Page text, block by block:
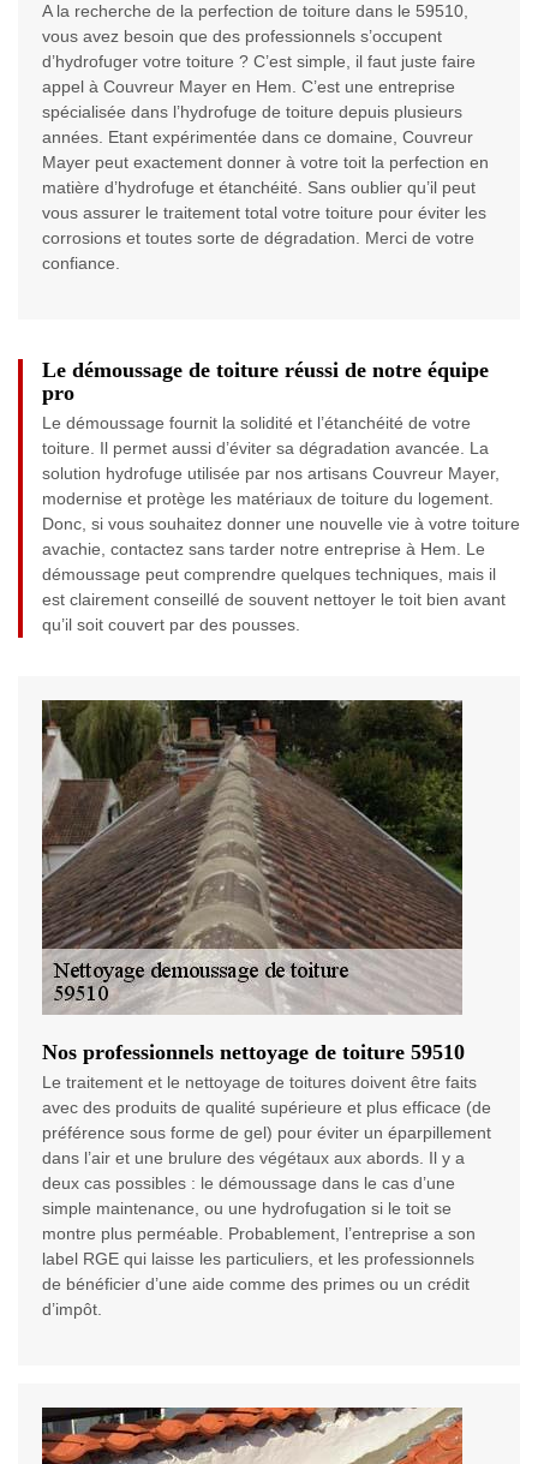
A la recherche de la perfection de toiture dans le 59510,
vous avez besoin que des professionnels s’occupent
d’hydrofuger votre toiture ? C’est simple, il faut juste faire
appel à Couvreur Mayer en Hem. C’est une entreprise
spécialisée dans l’hydrofuge de toiture depuis plusieurs
années. Etant expérimentée dans ce domaine, Couvreur
Mayer peut exactement donner à votre toit la perfection en
matière d’hydrofuge et étanchéité. Sans oublier qu’il peut
vous assurer le traitement total votre toiture pour éviter les
corrosions et toutes sorte de dégradation. Merci de votre
confiance.
Le démoussage de toiture réussi de notre équipe
pro
Le démoussage fournit la solidité et l’étanchéité de votre
toiture. Il permet aussi d’éviter sa dégradation avancée. La
solution hydrofuge utilisée par nos artisans Couvreur Mayer,
modernise et protège les matériaux de toiture du logement.
Donc, si vous souhaitez donner une nouvelle vie à votre toiture
avachie, contactez sans tarder notre entreprise à Hem. Le
démoussage peut comprendre quelques techniques, mais il
est clairement conseillé de souvent nettoyer le toit bien avant
qu’il soit couvert par des pousses.
Nos professionnels nettoyage de toiture 59510
Le traitement et le nettoyage de toitures doivent être faits
avec des produits de qualité supérieure et plus efficace (de
préférence sous forme de gel) pour éviter un éparpillement
dans l’air et une brulure des végétaux aux abords. Il y a
deux cas possibles : le démoussage dans le cas d’une
simple maintenance, ou une hydrofugation si le toit se
montre plus perméable. Probablement, l’entreprise a son
label RGE qui laisse les particuliers, et les professionnels
de bénéficier d’une aide comme des primes ou un crédit
d’impôt.